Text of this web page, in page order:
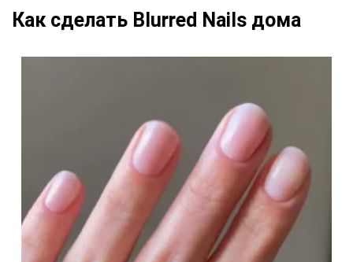
Как сделать Blurred Nails дома